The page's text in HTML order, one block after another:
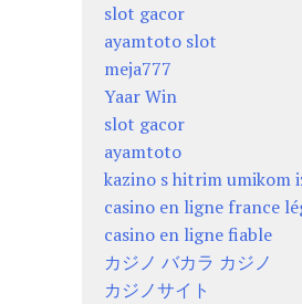
slot gacor
ayamtoto slot
meja777
Yaar Win
slot gacor
ayamtoto
kazino s hitrim umikom
casino en ligne france
casino en ligne fiable
カジノ バカラ カジノ
カジノサイト